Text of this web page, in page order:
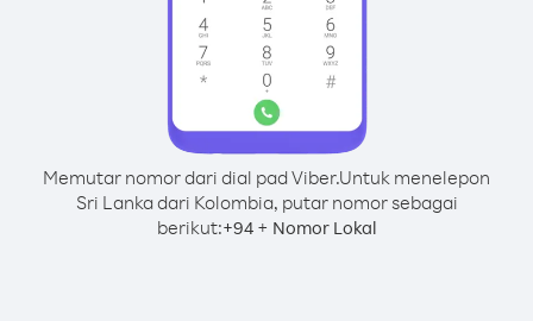
Memutar nomor dari dial pad Viber.Untuk menelepon
Sri Lanka dari Kolombia, putar nomor sebagai
berikut:+94+ Nomor Lokal